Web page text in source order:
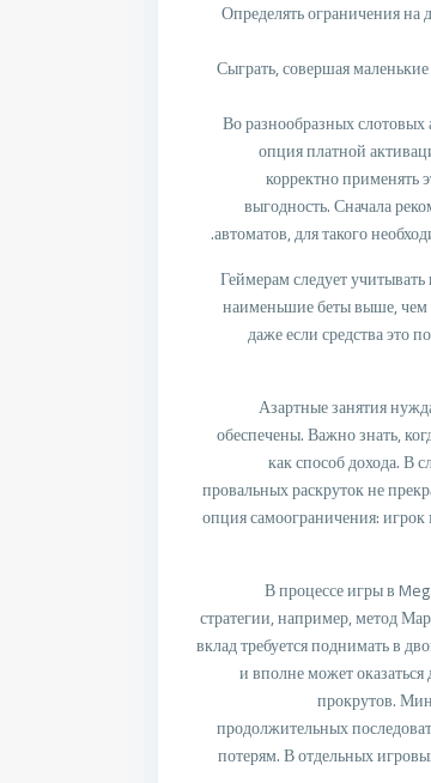
Определять ограничения
Сыграть, совершая
Во разнообразных
опция платной
корректно применять
выгодность. Сначала
автоматов, для такого
Геймерам следует
наименьшие беты выше, чем
даже если средства это
Азартные занятия
обеспечены. Важно знать,
как способ дохода. В
провальных раскруток не
опция самоограничения:
В процессе игры в
стратегии, например, метод
вклад требуется поднимать в
и вполне может
прокрутов.
продолжительных
потерям. В отдельных